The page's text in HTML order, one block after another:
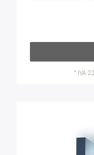
* IVA